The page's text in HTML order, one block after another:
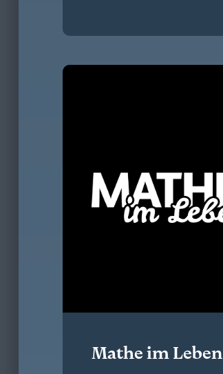
Mathe im Leben